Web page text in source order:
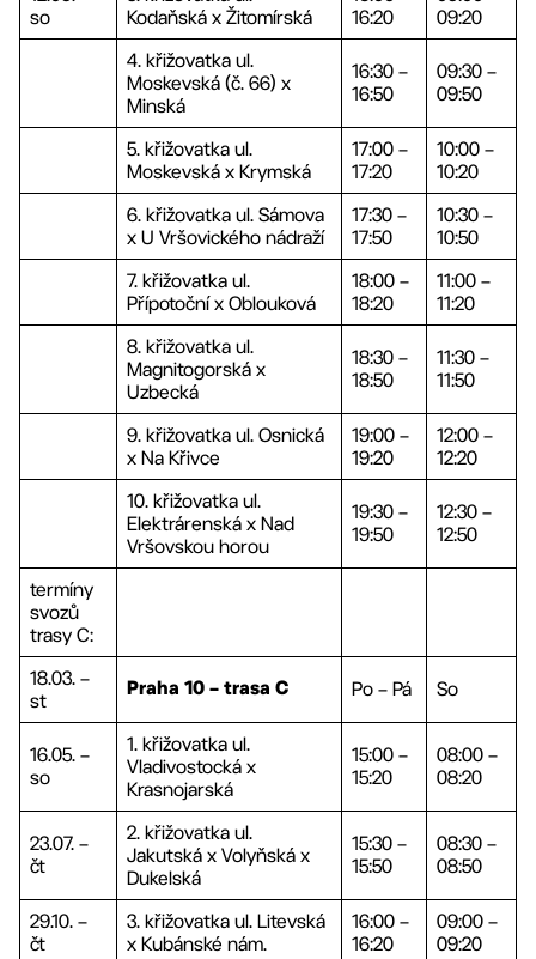
so
Kodaňská x Žitomírská
16:20
09:20
4. křižovatka ul.
Moskevská (č. 66) x
Minská
16:30 –
16:50
09:30 –
09:50
5. křižovatka ul.
Moskevská x Krymská
17:00 –
17:20
10:00 –
10:20
6. křižovatka ul. Sámova
x U Vršovického nádraží
17:30 –
17:50
10:30 –
10:50
7. křižovatka ul.
Přípotoční x Oblouková
18:00 –
18:20
11:00 –
11:20
8. křižovatka ul.
Magnitogorská x
Uzbecká
18:30 –
18:50
11:30 –
11:50
9. křižovatka ul. Osnická
x Na Křivce
19:00 –
19:20
12:00 –
12:20
10. křižovatka ul.
Elektrárenská x Nad
Vršovskou horou
19:30 –
19:50
12:30 –
12:50
termíny
svozů
trasy C:
18.03. –
st
Praha 10 – trasa C Po – Pá So
16.05. –
so
1. křižovatka ul.
Vladivostocká x
Krasnojarská
15:00 –
15:20
08:00 –
08:20
23.07. –
čt
2. křižovatka ul.
Jakutská x Volyňská x
Dukelská
15:30 –
15:50
08:30 –
08:50
29.10. –
čt
3. křižovatka ul. Litevská
x Kubánské nám.
16:00 –
16:20
09:00 –
09:20